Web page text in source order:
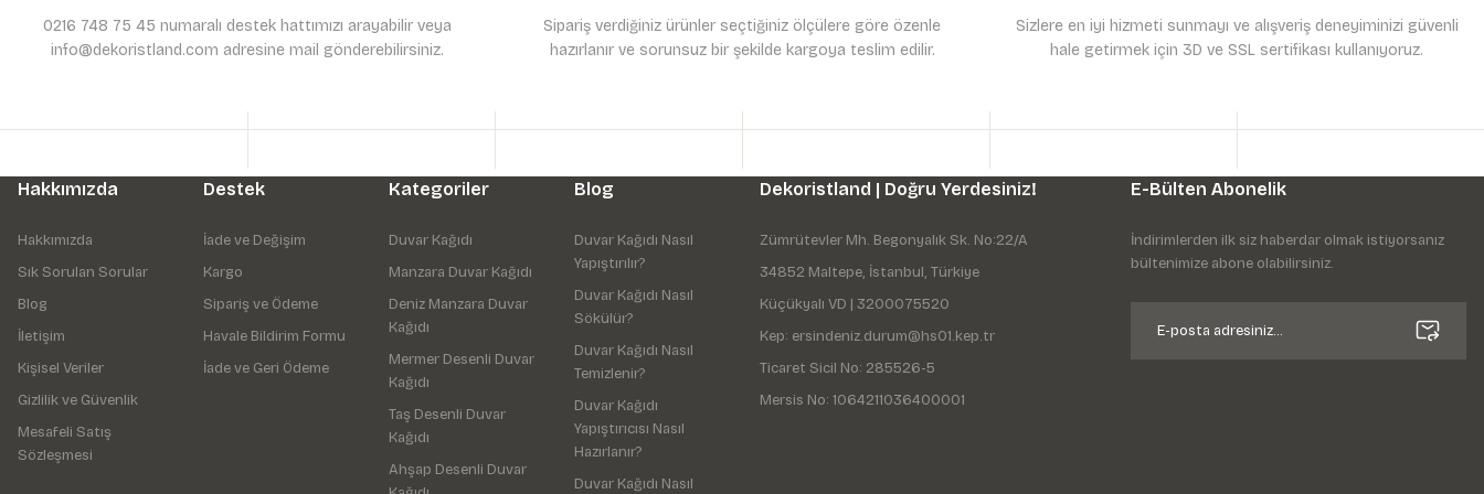
Gönder
0216 748 75 45 numaralı destek hattımızı arayabilir veya
info@dekoristland.com adresine mail gönderebilirsiniz.
Sipariş verdiğiniz ürünler seçtiğiniz ölçülere göre özenle
hazırlanır ve sorunsuz bir şekilde kargoya teslim edilir.
Sizlere en iyi hizmeti sunmayı ve alışveriş deneyiminizi güvenli
hale getirmek için 3D ve SSL sertifikası kullanıyoruz.
Hakkımızda
Hakkımızda
Sık Sorulan Sorular
Blog
İletişim
Kişisel Veriler
Gizlilik ve Güvenlik
Mesafeli Satış
Sözleşmesi
Destek
İade ve Değişim
Kargo
Sipariş ve Ödeme
Havale Bildirim Formu
İade ve Geri Ödeme
Kategoriler
Duvar Kağıdı
Manzara Duvar Kağıdı
Deniz Manzara Duvar
Kağıdı
Mermer Desenli Duvar
Kağıdı
Taş Desenli Duvar
Kağıdı
Ahşap Desenli Duvar
Blog
Duvar Kağıdı Nasıl
Yapıştırılır?
Duvar Kağıdı Nasıl
Sökülür?
Duvar Kağıdı Nasıl
Temizlenir?
Duvar Kağıdı
Yapıştırıcısı Nasıl
Hazırlanır?
Duvar Kağıdı Nasıl
Dekoristland | Doğru Yerdesiniz!
Zümrütevler Mh. Begonyalık Sk. No:22/A
34852 Maltepe, İstanbul, Türkiye
Küçükyalı VD | 3200075520
Kep: ersindeniz.durum@hs01.kep.tr
Ticaret Sicil No: 285526-5
Mersis No: 1064211036400001
E-Bülten Abonelik
İndirimlerden ilk siz haberdar olmak istiyorsanız
bültenimize abone olabilirsiniz.